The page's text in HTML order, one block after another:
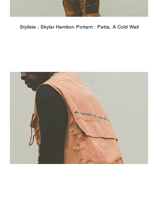
Styliste : Skylar Hamiton Portant : Patta, A Cold Wall